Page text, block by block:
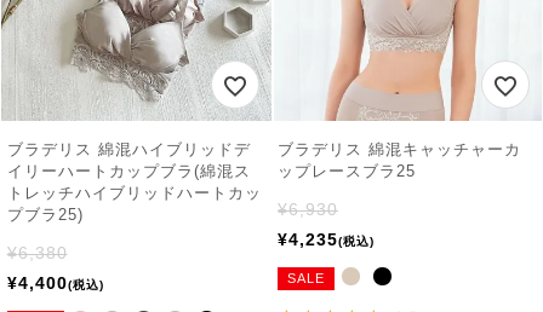
ブラデリス 綿混ハイブリッドデ
イリーハートカップブラ(綿混ス
トレッチハイブリッドハートカッ
プブラ25)
¥6,380
¥4,400 税込
ブラデリス 綿混キャッチャーカ
ップレースブラ25
¥6,930
¥4,235 税込
SALE